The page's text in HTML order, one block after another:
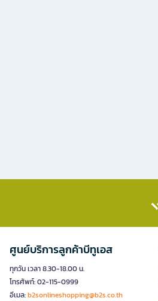
ศูนย์บริการลูกค้าบีทูเอส
ทุกวัน เวลา 8.30-18.00 น.
โทรศัพท์: 02-115-0999
อีเมล:b2sonlineshopping@b2s.co.th